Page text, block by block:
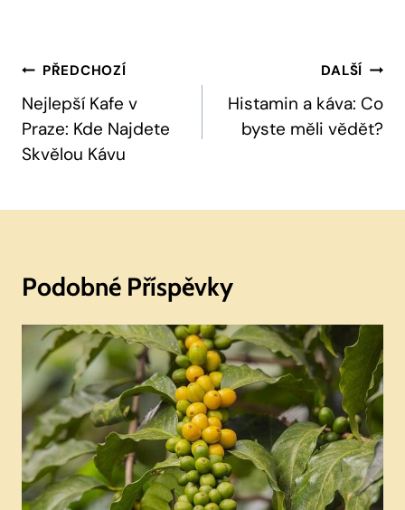
Navigace
Pro
Příspěvek
PŘEDCHOZÍ
Nejlepší Kafe v
Praze: Kde Najdete
Skvělou Kávu
DALŠÍ
Histamin a káva: Co
byste měli vědět?
Podobné Příspěvky